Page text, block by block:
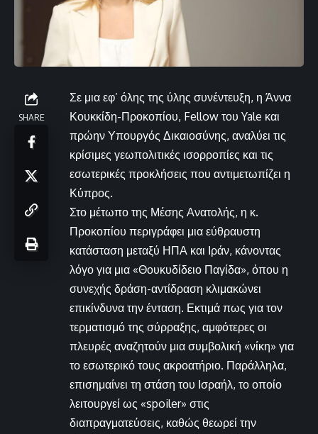
SHARE
Σε μια εφ’ όλης της ύλης συνέντευξη, η Άννα
Κουκκίδη-Προκοπίου, Fellow του Yale και
πρώην Υπουργός Δικαιοσύνης, αναλύει τις
κρίσιμες γεωπολιτικές ισορροπίες και τις
εσωτερικές προκλήσεις που αντιμετωπίζει η
Κύπρος.
Στο μέτωπο της Μέσης Ανατολής, η κ.
Προκοπίου περιγράφει μια εύθραυστη
κατάσταση μεταξύ ΗΠΑ και Ιράν, κάνοντας
λόγο για μια «Θουκυδίδειο Παγίδα», όπου η
συνεχής δράση-αντίδραση κλιμακώνει
επικίνδυνα την ένταση. Εκτιμά πως για τον
τερματισμό της σύρραξης, αμφότερες οι
πλευρές αναζητούν μια συμβολική «νίκη» για
το εσωτερικό τους ακροατήριο. Παράλληλα,
επισημαίνει τη στάση του Ισραήλ, το οποίο
λειτουργεί ως «spoiler» στις
διαπραγματεύσεις, καθώς θεωρεί την